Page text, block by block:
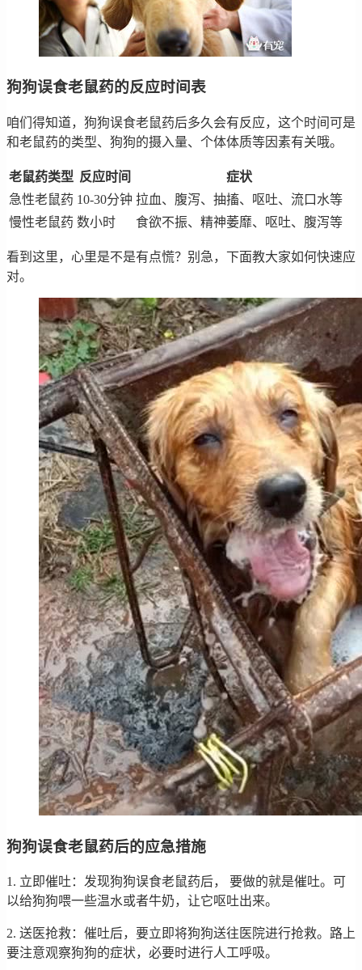
狗狗误食老鼠药的反应时间表
咱们得知道，狗狗误食老鼠药后多久会有反应，这个时间可是
和老鼠药的类型、狗狗的摄入量、个体体质等因素有关哦。
老鼠药类型 反应时间
症状
急性老鼠药 10-30分钟 拉血、腹泻、抽搐、呕吐、流口水等
慢性老鼠药 数小时 食欲不振、精神萎靡、呕吐、腹泻等
看到这里，心里是不是有点慌？别急，下面教大家如何快速应
对。
狗狗误食老鼠药后的应急措施
1. 立即催吐：发现狗狗误食老鼠药后， 要做的就是催吐。可
以给狗狗喂一些温水或者牛奶，让它呕吐出来。
2. 送医抢救：催吐后，要立即将狗狗送往医院进行抢救。路上
要注意观察狗狗的症状，必要时进行人工呼吸。